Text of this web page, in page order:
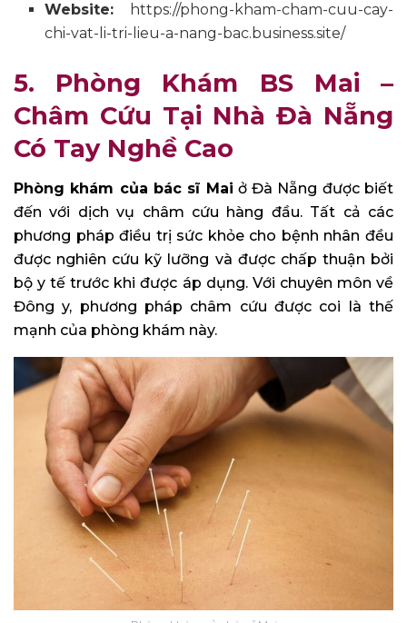
Website:
https://phong-kham-cham-cuu-cay-
chi-vat-li-tri-lieu-a-nang-bac.business.site/
5. Phòng Khám BS Mai –
Châm Cứu Tại Nhà Đà Nẵng
Có Tay Nghề Cao
Phòng khám của bác sĩ Mai ở Đà Nẵng được biết
đến với dịch vụ châm cứu hàng đầu. Tất cả các
phương pháp điều trị sức khỏe cho bệnh nhân đều
được nghiên cứu kỹ lưỡng và được chấp thuận bởi
bộ y tế trước khi được áp dụng. Với chuyên môn về
Đông y, phương pháp châm cứu được coi là thế
mạnh của phòng khám này.